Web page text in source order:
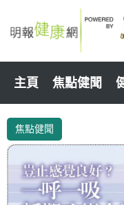
to
主頁 焦點健聞
焦點健聞